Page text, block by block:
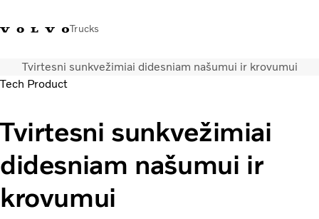
Trucks
+ 370 610 19991Volvo Trucks parduotuvėPrisijungtiLietuva
Transporto sprendimai
Sunkvežimiai
Paslaugos
Volvo Truck Builder
Kontaktai
Naujienos
Tvirtesni sunkvežimiai didesniam našumui ir krovumui
Tech Product
Tvirtesni sunkvežimiai
didesniam našumui ir
krovumui